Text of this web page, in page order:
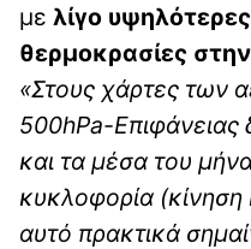
με λίγο
θερμοκρασίες
«Στους χάρτες των
500hPa-Επιφάνειας
και τα μέσα του
κυκλοφορία
αυτό πρακτικά